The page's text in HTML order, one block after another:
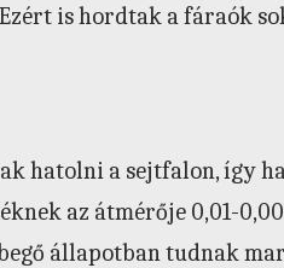
is hordtak a fáraók
hatolni a sejtfalon, így
az átmérője 0,01-
állapotban tudnak